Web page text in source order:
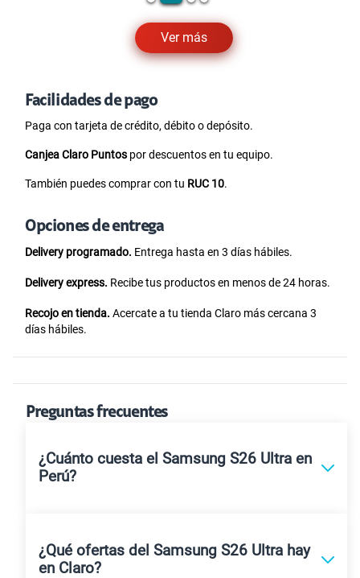
Ver más
Facilidades de pago
Paga con tarjeta de crédito, débito o depósito.
Canjea Claro Puntos por descuentos en tu equipo.
También puedes comprar con tu RUC 10.
Opciones de entrega
Delivery programado. Entrega hasta en 3 días hábiles.
Delivery express. Recibe tus productos en menos de 24 horas.
Recojo en tienda. Acercate a tu tienda Claro más cercana 3
días hábiles.
Preguntas frecuentes
¿Cuánto cuesta el Samsung S26 Ultra en
Perú?
¿Qué ofertas del Samsung S26 Ultra hay
en Claro?